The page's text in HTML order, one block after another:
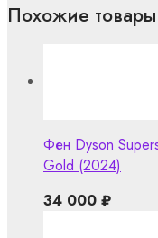
Похожие товары
Фен Dyson
Gold (2024)
34 000 ₽